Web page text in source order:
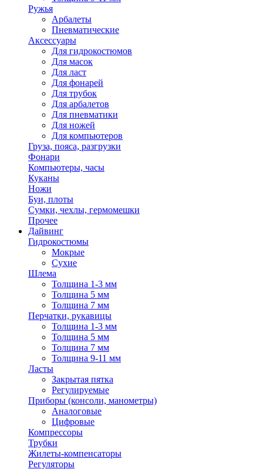
Ружья
Арбалеты
Пневматические
Аксессуары
Для гидрокостюмов
Для масок
Для ласт
Для фонарей
Для трубок
Для арбалетов
Для пневматики
Для ножей
Для компьютеров
Груза, пояса, разгрузки
Фонари
Компьютеры, часы
Куканы
Ножи
Буи, плоты
Сумки, чехлы, гермомешки
Прочее
Дайвинг
Гидрокостюмы
Мокрые
Сухие
Шлема
Толщина 1-3 мм
Толщина 5 мм
Толщина 7 мм
Перчатки, рукавицы
Толщина 1-3 мм
Толщина 5 мм
Толщина 7 мм
Толщина 9-11 мм
Ласты
Закрытая пятка
Регулируемые
Приборы (консоли, манометры)
Аналоговые
Цифровые
Компрессоры
Трубки
Жилеты-компенсаторы
Регуляторы